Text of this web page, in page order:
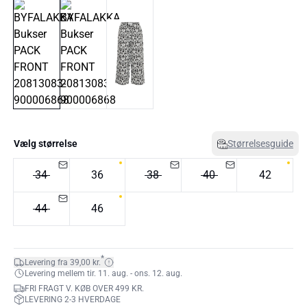
Vælg størrelse Størrelsesguide
34 36 38 40 42
44 46
Levering fra 39,00 kr.*
Levering mellem tir. 11. aug. - ons. 12. aug.
FRI FRAGT V. KØB OVER 499 KR.
LEVERING 2-3 HVERDAGE